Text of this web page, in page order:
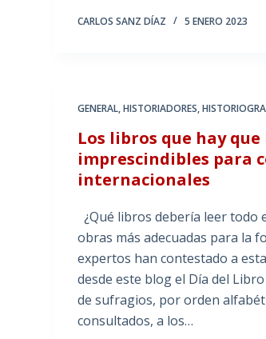
CARLOS SANZ DÍAZ 5 ENERO 2023
GENERAL,HISTORIADORES,
Los libros que hay
imprescindibles para
internacionales
¿Qué libros debería leer todo
obras más adecuadas para la
expertos han contestado a
desde este blog el Día del
de sufragios, por orden
consultados, a los…